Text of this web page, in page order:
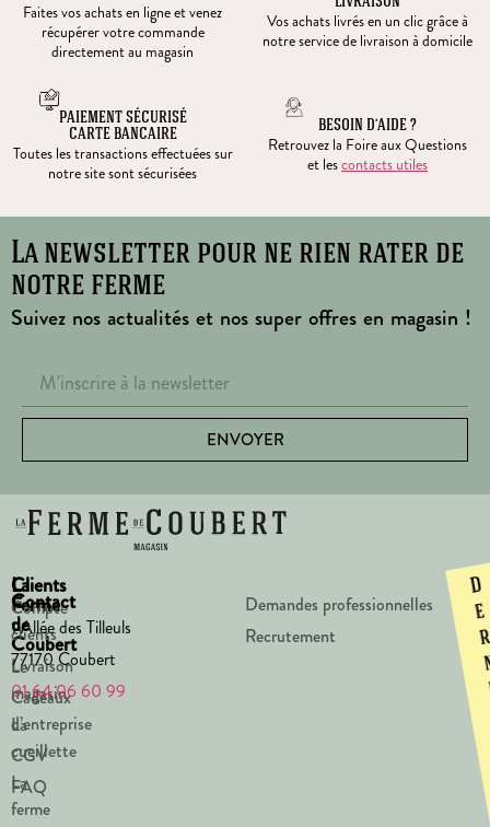
Faites vos achats en ligne et venez
récupérer votre commande
directement au magasin
Vos achats livrés en un clic grâce à
notre service de livraison à domicile
PAIEMENT SÉCURISÉ
CARTE BANCAIRE
Toutes les transactions effectuées sur
notre site sont sécurisées
BESOIN D’AIDE ?
Retrouvez la Foire aux Questions
et lescontacts utiles
La newsletter pour ne rien rater de
notre ferme
Suivez nos actualités et nos super offres en magasin !
ENVOYER
La
Ferme
de
Coubert
Le
magasin
La
cueillette
La
ferme
Clients
Compte
clients
Livraison
Cadeaux
d’entreprise
CGV
FAQ
Contact
1 Allée des Tilleuls
77170 Coubert
01 64 06 60 99
Demandes professionnelles
Recrutement
D
e